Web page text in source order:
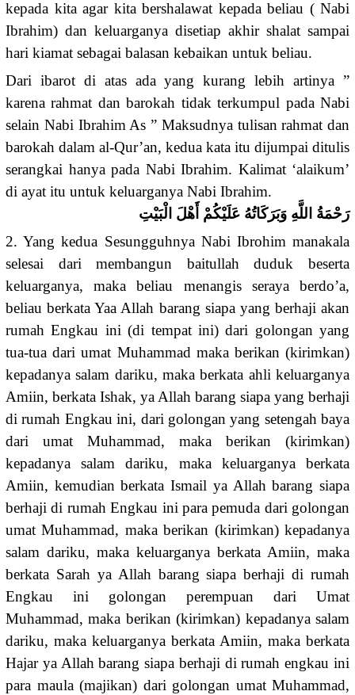
kepada kita agar kita bershalawat kepada beliau ( Nabi
Ibrahim) dan keluarganya disetiap akhir shalat sampai
hari kiamat sebagai balasan kebaikan untuk beliau.
Dari ibarot di atas ada yang kurang lebih artinya ”
karena rahmat dan barokah tidak terkumpul pada Nabi
selain Nabi Ibrahim As ” Maksudnya tulisan rahmat dan
barokah dalam al-Qur’an, kedua kata itu dijumpai ditulis
serangkai hanya pada Nabi Ibrahim. Kalimat ‘alaikum’
di ayat itu untuk keluarganya Nabi Ibrahim.
رَحْمَةُ اللَّهِ وَبَرَكَاتُهُ عَلَيْكُمْ أَهْلَ الْبَيْتِ
2. Yang kedua Sesungguhnya Nabi Ibrohim manakala
selesai dari membangun baitullah duduk beserta
keluarganya, maka beliau menangis seraya berdo’a,
beliau berkata Yaa Allah barang siapa yang berhaji akan
rumah Engkau ini (di tempat ini) dari golongan yang
tua-tua dari umat Muhammad maka berikan (kirimkan)
kepadanya salam dariku, maka berkata ahli keluarganya
Amiin, berkata Ishak, ya Allah barang siapa yang berhaji
di rumah Engkau ini, dari golongan yang setengah baya
dari umat Muhammad, maka berikan (kirimkan)
kepadanya salam dariku, maka keluarganya berkata
Amiin, kemudian berkata Ismail ya Allah barang siapa
berhaji di rumah Engkau ini para pemuda dari golongan
umat Muhammad, maka berikan (kirimkan) kepadanya
salam dariku, maka keluarganya berkata Amiin, maka
berkata Sarah ya Allah barang siapa berhaji di rumah
Engkau ini golongan perempuan dari Umat
Muhammad, maka berikan (kirimkan) kepadanya salam
dariku, maka keluarganya berkata Amiin, maka berkata
Hajar ya Allah barang siapa berhaji di rumah engkau ini
para maula (majikan) dari golongan umat Muhammad,